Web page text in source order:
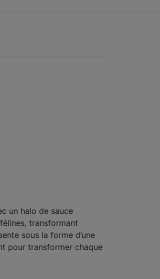
un halo de sauce
transformant
sous la forme d’une
pour transformer chaque